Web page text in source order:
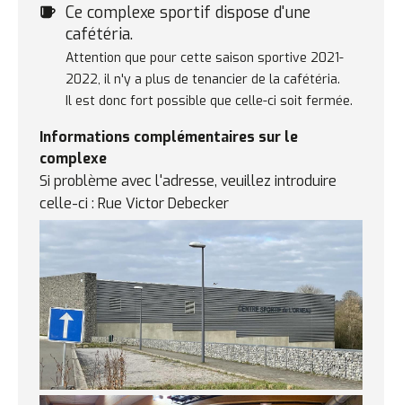
Cafétéria
Ce complexe sportif dispose d'une
cafétéria.
Remarques
concernant
la
Attention que pour cette saison sportive 2021-
2022, il n'y a plus de tenancier de la cafétéria.
Il est donc fort possible que celle-ci soit fermée.
Informations complémentaires sur le
complexe
Si problème avec l'adresse, veuillez introduire
celle-ci : Rue Victor Debecker